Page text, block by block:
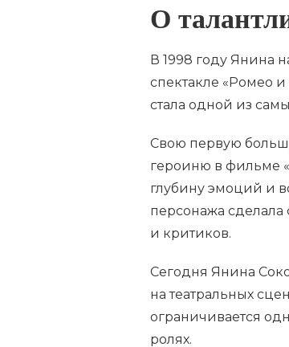
О
В 1998 году Янина
спектакле «Ромео и
стала одной из
Свою первую
героиню в фильме
глубину эмоций и
персонажа
и критиков.
Сегодня Янина
на театральных
ограничивается
ролях.